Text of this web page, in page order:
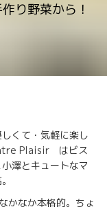
り野菜から！
くて・気軽に楽し
Plaisir はビス
澤とキュートなマ
かなか本格的。ちょ